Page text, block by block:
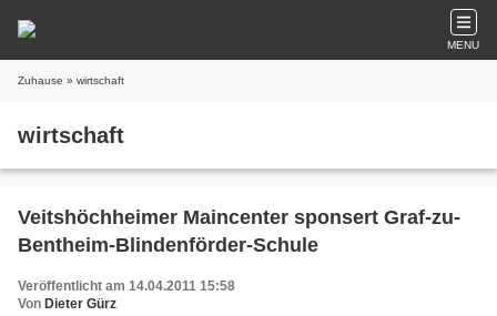
MENU
Zuhause » wirtschaft
wirtschaft
Veitshöchheimer Maincenter sponsert Graf-zu-
Bentheim-Blindenförder-Schule
Veröffentlicht am 14.04.2011 15:58
Von Dieter Gürz